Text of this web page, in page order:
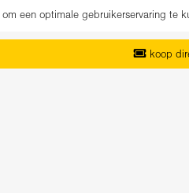
een optimale gebruikerservaring te
koop